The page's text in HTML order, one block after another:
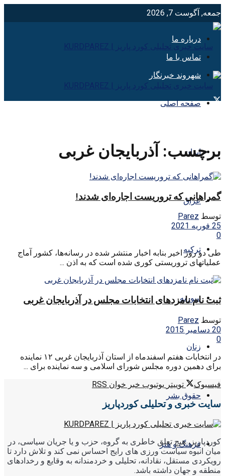
جمعه, آگوست 7, 2026
درباره ما
تماس با ما
شهروند خبرنگار
صفحه اصلی
ایران
عراق
ترکیه
سوریه
زنان
حقوق بشر
فرهنگ و هنر
برچسب: آذربایجان غربی
گمراهانی که تروریست اجاره‌ای شدند!
توسط Parez
25 فوریه 2021
0
طی دو روز اخیر بنابه اخبار منتشر شده در رسانه‌ها، کشور آماج
عملیاتهای تروریستی کوری شده است که به اذن ...
ثبت نام نامزدهای انتخابات مجلس در آذربایجان غربی
توسط Parez
20 دسامبر 2015
0
در انتخابات هفتم اسفندماه از استان آذربایجان غربی ۱۲ نماینده
برای دهمین دوره مجلس شورای اسلامی و سه نماینده برای ...
فیسبوک
توییتر یوتیوب خبر خوان RSS
سایت خبری و تحلیلی کوردپاریز
کوردپاریز، هیچ تعلق خاطری به گروه، حزب و یا جریان سیاسی، در
میان انبوه سیاست ورزی های رایج احساس نمی کند و تلاش دارد تا
رویکردی مستقل، نقادانه، تحلیلی و خردمندانه به وقایع و رخدادهای
منطقه و جهان داشته باشد.